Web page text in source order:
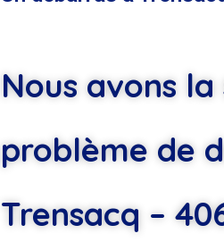
Nous avons
problème de
Trensacq –